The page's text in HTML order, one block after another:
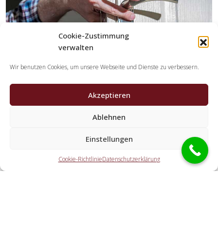
Cookie-Zustimmung
verwalten
Wir benutzen Cookies, um unsere Webseite und Dienste zu verbessern.
Akzeptieren
Ablehnen
Einstellungen
Cookie-RichtlinieDatenschutzerklärung
Welche Tätigkeiten erledigen die Partner der
Die Partner erledigen jegliche Tätigkeiten, die Sie von einem